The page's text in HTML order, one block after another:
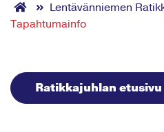
Lentävänniemen
Tapahtumainfo
Ratikkajuhlan etusivu